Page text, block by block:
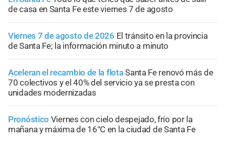
de casa en Santa Fe este viernes 7 de agosto
Viernes 7 de agosto de 2026 El tránsito en la provincia
de Santa Fe; la información minuto a minuto
Aceleran el recambio de la flotaSanta Fe renovó más de
70 colectivos y el 40% del servicio ya se presta con
unidades modernizadas
Pronóstico Viernes con cielo despejado, frío por la
mañana y máxima de 16°C en la ciudad de Santa Fe